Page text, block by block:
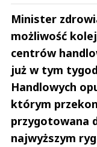
Minister
możliwość
centrów
już w tym
Handlowych
którym
przygotowana
najwyższym